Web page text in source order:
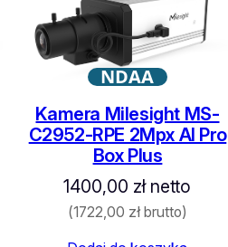
NDAA
Kamera Milesight MS-
C2952-RPE 2Mpx AI Pro
Box Plus
1400,00 złnetto
(1722,00 złbrutto)